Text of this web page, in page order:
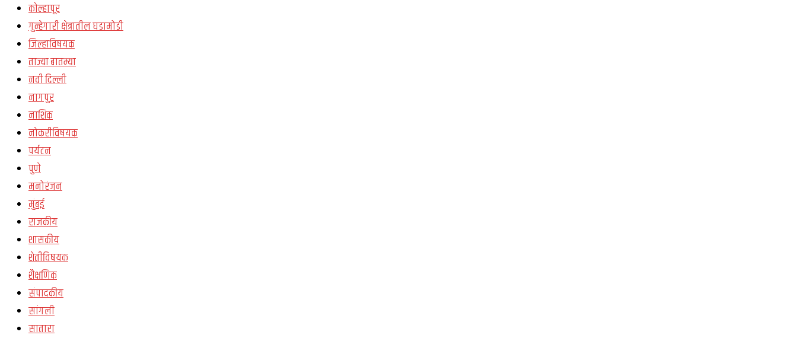
कोल्हापूर
गुन्हेगारी क्षेत्रातील घडामोडी
जिल्हाविषयक
ताज्या बातम्या
नवी दिल्ली
नागपुर
नाशिक
नोकरीविषयक
पर्यटन
पुणे
मनोरंजन
मुंबई
राजकीय
शासकीय
शेतीविषयक
शैक्षणिक
संपादकीय
सांगली
सातारा